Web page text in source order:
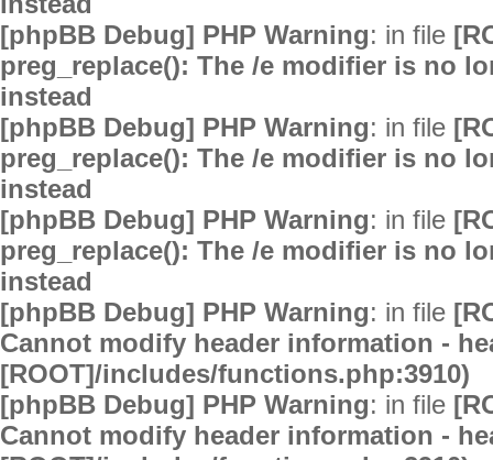
[phpBB Debug] PHP Warning: in file
preg_replace(): The /e modifier is no
instead
[phpBB Debug] PHP Warning: in file
preg_replace(): The /e modifier is no
instead
[phpBB Debug] PHP Warning: in file
preg_replace(): The /e modifier is no
instead
[phpBB Debug] PHP Warning: in file
Cannot modify header information -
[ROOT]/includes/functions.php:3910)
[phpBB Debug] PHP Warning: in file
Cannot modify header information -